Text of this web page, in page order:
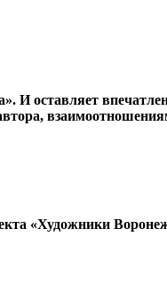
И оставляет
«Художники